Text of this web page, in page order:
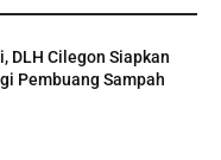
DLH Cilegon Siapkan
Pembuang Sampah